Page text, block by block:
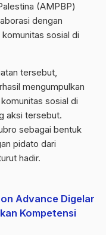
(AMPBP)
dengan
sosial di
tersebut,
mengumpulkan
sosial di
aksi tersebut.
sebagai bentuk
pidato dari
hadir.
Advance Digelar
Kompetensi